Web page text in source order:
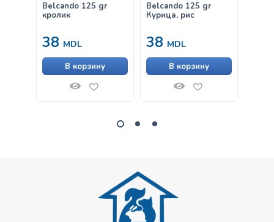
Belcando 125 gr
кролик
38 MDL
В корзину
Belcando 125 gr
Курица, рис
38 MDL
В корзину